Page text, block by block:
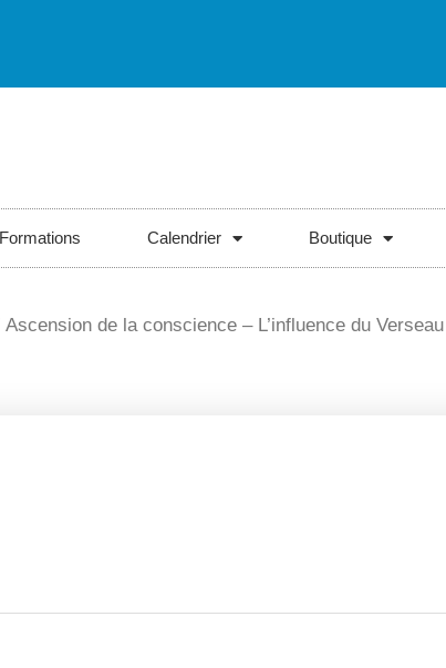
Formations Calendrier Boutique
Ascension de la conscience – L’influence du Verseau